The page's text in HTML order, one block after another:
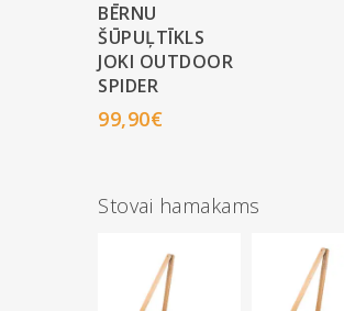
BĒRNU
ŠŪPUĻTĪKLS
JOKI OUTDOOR
SPIDER
99,90€
Stovai hamakams